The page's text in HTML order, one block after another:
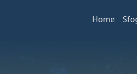
Home